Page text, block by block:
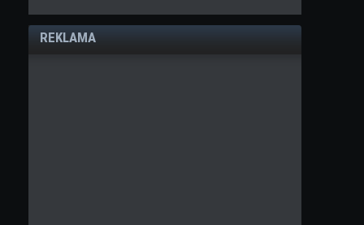
REKLAMA